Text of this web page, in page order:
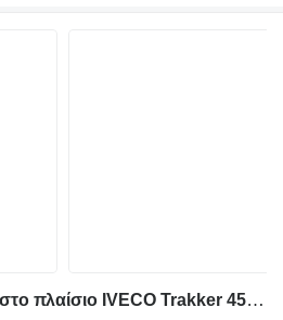
Sermac Twinstar 3Z24 στο πλαίσιο IVECO Trakker 450 6x4 / Sermac Twinstar 3Z24 concrete mixer pump / Rem